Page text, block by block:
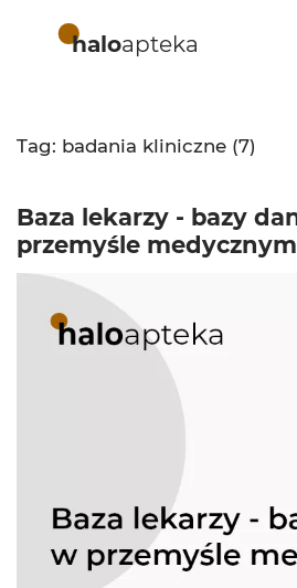
haloapteka
Tag: badania kliniczne (7)
Baza lekarzy - bazy
przemyśle medycznym